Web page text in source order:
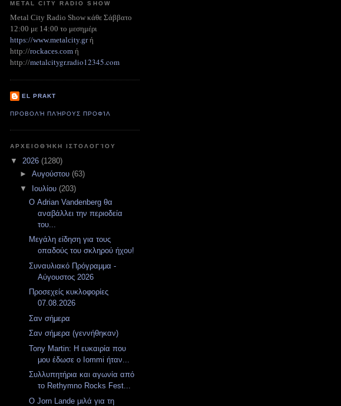
METAL CITY RADIO SHOW
Metal City Radio Show κάθε Σάββατο
12:00 με 14:00 το μεσημέρι
https://www.metalcity.grή
http://rockaces.com ή
http://metalcitygr.radio12345.com
EL PRAKT
ΠΡΟΒΟΛΉ ΠΛΉΡΟΥΣ ΠΡΟΦΊΛ
ΑΡΧΕΙΟΘΉΚΗ ΙΣΤΟΛΟΓΊΟΥ
▼ 2026 (1280)
► Αυγούστου (63)
▼
Ιουλίου (203)
Ο Adrian Vandenberg θα
αναβάλλει την περιοδεία
του...
Μεγάλη είδηση για τους
οπαδούς του σκληρού ήχου!
Συναυλιακό Πρόγραμμα -
Αύγουστος 2026
Προσεχείς κυκλοφορίες
07.08.2026
Σαν σήμερα
Σαν σήμερα (γεννήθηκαν)
Tony Martin: Η ευκαιρία που
μου έδωσε ο Iommi ήταν...
Συλλυπητήρια και αγωνία από
το Rethymno Rocks Fest...
Ο Jorn Lande μιλά για τη